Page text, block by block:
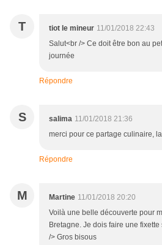
T tiot le mineur 11/01/2018 22:43
Salut<br /> Ce doit être bon au
journée
Répondre
S salima 11/01/2018 21:36
merci pour ce partage culinaire,
Répondre
M Martine 11/01/2018 20:20
Voilà une belle découverte pour
Bretagne. Je dois faire une
/> Gros bisous